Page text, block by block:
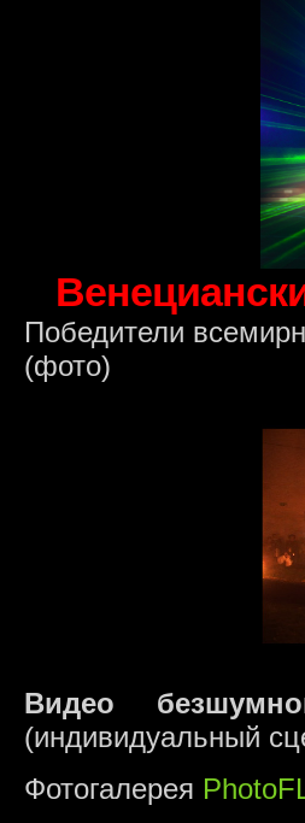
Победители
(фото)
Видео
(индивидуальный
Фотогалерея